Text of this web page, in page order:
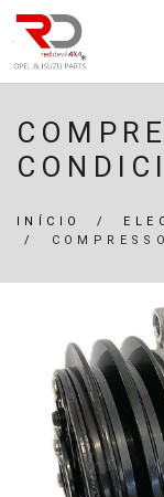
INÍCIO /
/